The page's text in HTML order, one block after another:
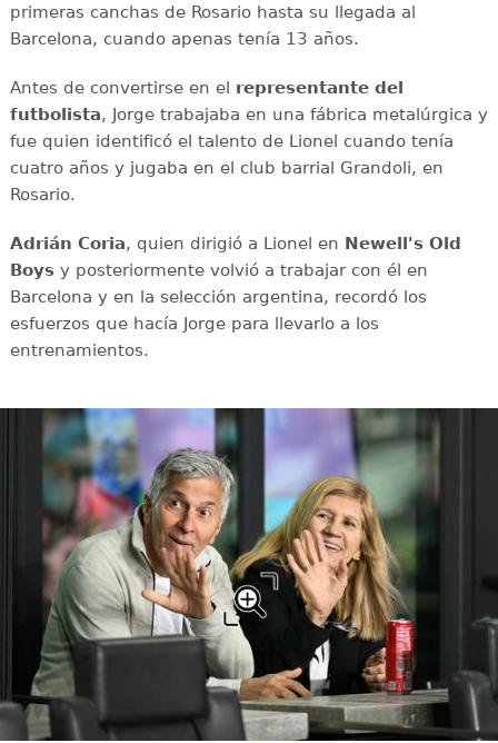
primeras canchas de Rosario hasta su llegada al
Barcelona, cuando apenas tenía 13 años.
Antes de convertirse en el representante del
futbolista, Jorge trabajaba en una fábrica metalúrgica y
fue quien identificó el talento de Lionel cuando tenía
cuatro años y jugaba en el club barrial Grandoli, en
Rosario.
Adrián Coria, quien dirigió a Lionel en Newell's Old
Boysy posteriormente volvió a trabajar con él en
Barcelona y en la selección argentina, recordó los
esfuerzos que hacía Jorge para llevarlo a los
entrenamientos.